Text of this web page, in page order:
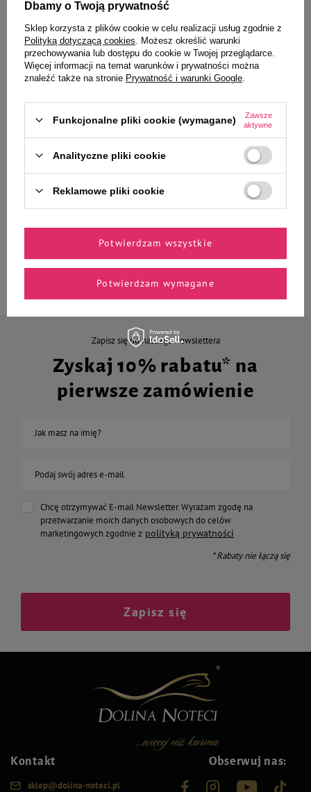
Mokra karma dla psa Rafi z
jagnięciną 800 g
8,39 zł 10,49 zł / kg
- +
Mokra karma dla psów małych
ras Dolina Noteci Premium z
saszetka 100 g
41,10 zł / kg
Zapisz się do naszego newslettera
Zyskaj 10% rabatu* na
pierwsze zamówienie
Jak masz na imię?
Podaj swój adres e-mail
Chcę otrzymywać E-mail Newsletter. Wyrażam zgodę na
przetwarzanie moich danych osobowych do celów
marketingowych zgodnie z polityką prywatności
* Rabaty nie łączą się
Zapisz się
Kontakt
sklep@dolina-noteci.pl
Obserwuj nas:
Dbamy o Twoją prywatność
Sklep korzysta z plików cookie w celu realizacji usług zgodnie z
Polityką dotyczącą cookies . Możesz określić warunki
przechowywania lub dostępu do cookie w Twojej przeglądarce.
Więcej informacji na temat warunków i prywatności można
znaleźć także na stronie Prywatność i warunki Google
Funkcjonalne pliki cookie (wymagane)
Zawsze
aktywne
Analityczne pliki cookie
Reklamowe pliki cookie
Potwierdzam wymagane
Potwierdzam wszystkie